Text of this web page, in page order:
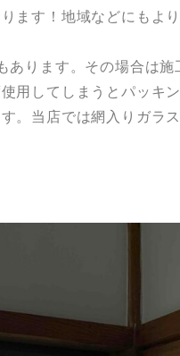
ます！地域などにもよ
ります。その場合は
用してしまうとパッキ
。当店では網入りガラ